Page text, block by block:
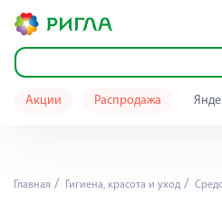
Акции Распродажа
Главная Гигиена, красота и уход